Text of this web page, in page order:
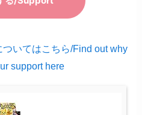
いてはこちら/Find out why
support here